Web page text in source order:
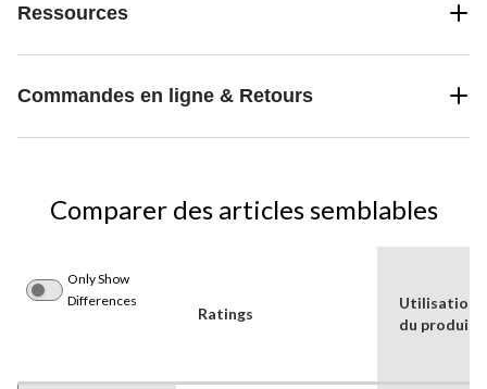
Ressources
Commandes en ligne & Retours
Comparer des articles semblables
Only Show
Differences
Ratings
Utilisations
du produit